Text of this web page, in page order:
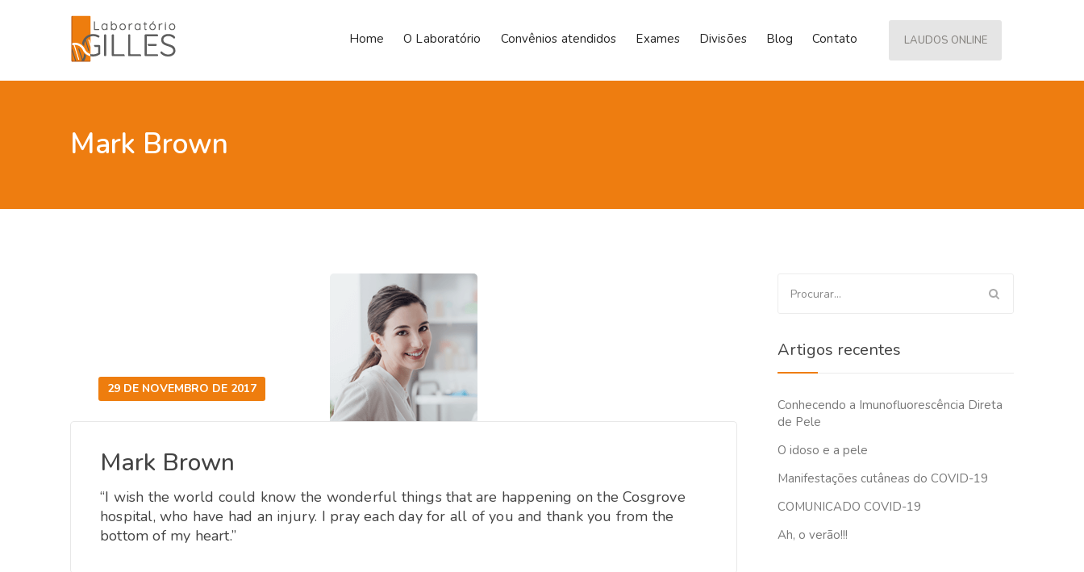
Home O Laboratório Convênios atendidos Exames Divisões Blog Contato LAUDOS ONLINE
Mark Brown
29 DE NOVEMBRO DE 2017
Mark Brown
“I wish the world could know the wonderful things that are happening on the Cosgrove
hospital, who have had an injury. I pray each day for all of you and thank you from the
bottom of my heart.”
por:
Artigos recentes
Conhecendo a Imunofluorescência Direta
de Pele
O idoso e a pele
Manifestações cutâneas do COVID-19
COMUNICADO COVID-19
Ah, o verão!!!